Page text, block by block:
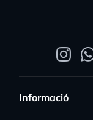
Informació